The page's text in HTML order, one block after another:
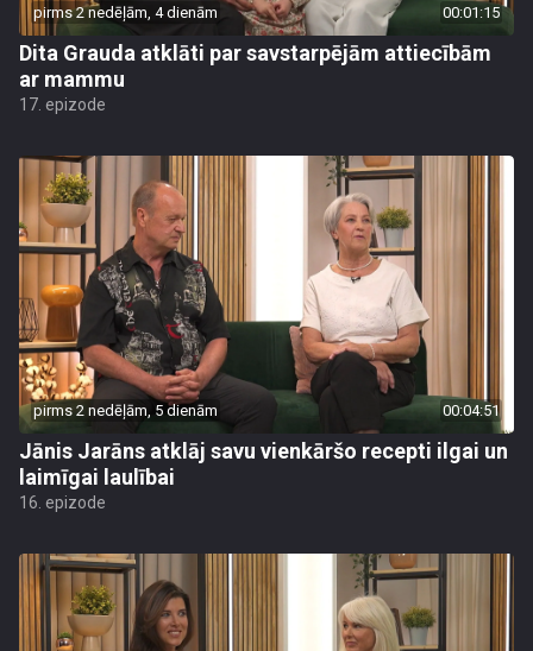
pirms 2 nedēļām, 4 dienām 00:01:15
Dita Grauda atklāti par savstarpējām attiecībām
ar mammu
17. epizode
pirms 2 nedēļām, 5 dienām 00:04:51
Jānis Jarāns atklāj savu vienkāršo recepti ilgai un
laimīgai laulībai
16. epizode